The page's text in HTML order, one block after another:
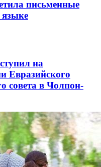
письменные
на
Евразийского
совета в Чолпон-